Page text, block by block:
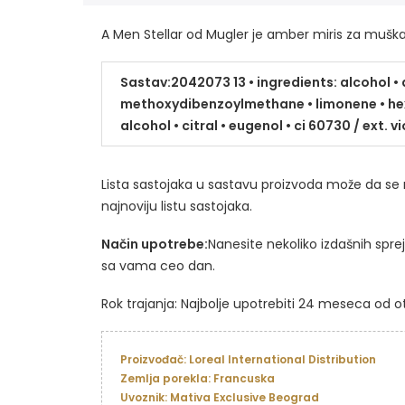
A Men Stellar od Mugler je amber miris za
Sastav:2042073 13 • ingredients: alcohol
methoxydibenzoylmethane • limonene •
alcohol • citral • eugenol • ci 60730 / ext.
Lista sastojaka u sastavu proizvoda može da
najnoviju listu sastojaka.
Način upotrebe:Nanesite nekoliko izdašnih
sa vama ceo dan.
Rok trajanja: Najbolje upotrebiti 24 meseca od
Proizvođač: Loreal International Distribution
Zemlja porekla: Francuska
Uvoznik: Mativa Exclusive Beograd